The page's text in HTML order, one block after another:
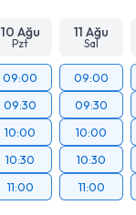
10 Ağu
Pzt
11 Ağu
Sal
09:00
09:30
10:00
10:30
11:00
09:00
09:30
10:00
10:30
11:00